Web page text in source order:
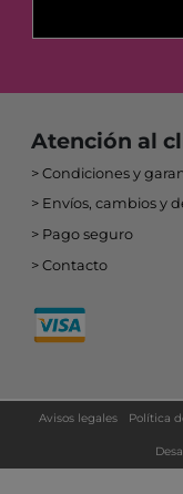
Atención al
Condiciones y
Envíos, cambios y
Pago seguro
Contacto
Avisos legales Política